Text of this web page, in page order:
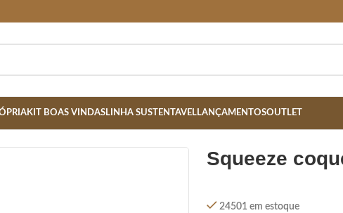
KIT BOAS VINDASLINHA SUSTENTAVELLANÇAMENTOSOUTLET
squeeze
24501 em estoque